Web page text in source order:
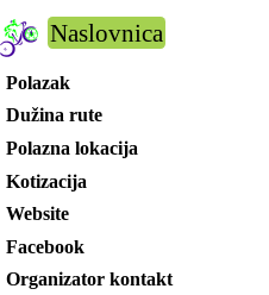
Naslovnica
Polazak
Dužina rute
Polazna lokacija
Kotizacija
Website
Facebook
Organizator kontakt